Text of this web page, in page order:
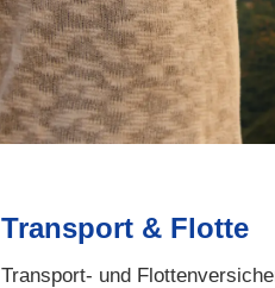
Transport & Flotte
Transport- und